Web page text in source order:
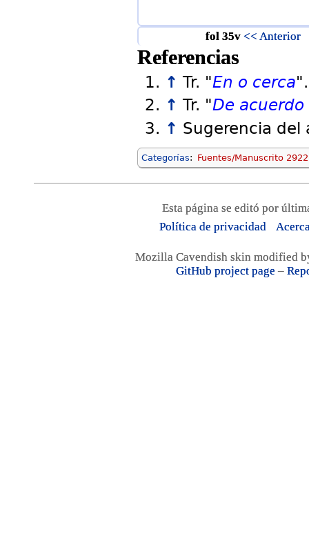
fol 35v << Anterior
Referencias
↑ Tr. "En o cerca".
↑ Tr. "De
↑ Sugerencia del
Categorías: Fuentes/Manuscrito 2922
Esta página se editó por
Política de privacidad
Mozilla Cavendish skin modified
GitHub project page –